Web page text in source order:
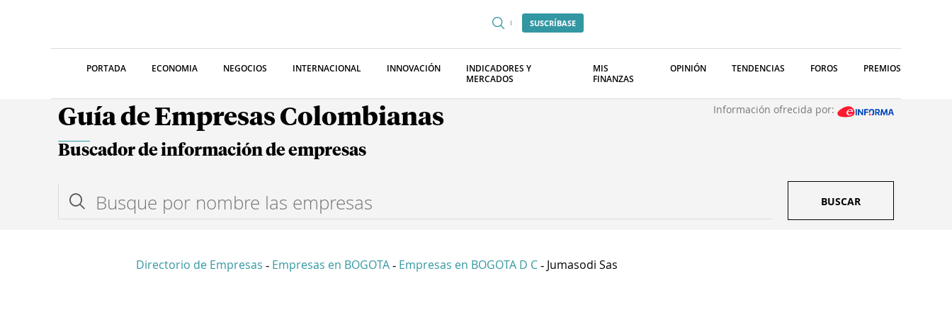
SUSCRÍBASE
PORTADA ECONOMIA NEGOCIOS INTERNACIONAL INNOVACIÓN
INDICADORES Y
MERCADOS
MIS
FINANZAS
OPINIÓN TENDENCIAS FOROS PREMIOS
Guía de Empresas Colombianas Información ofrecida por:
Buscador de información de empresas
BUSCAR
Directorio de Empresas - Empresas en BOGOTA - Empresas en BOGOTA D C - Jumasodi Sas